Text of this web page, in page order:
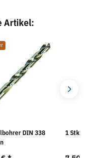
Artikel:
DIN 338
1 Stk.